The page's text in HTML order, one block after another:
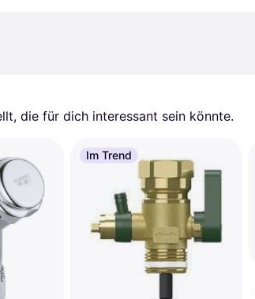
die für dich interessant sein könnte.
Im Trend